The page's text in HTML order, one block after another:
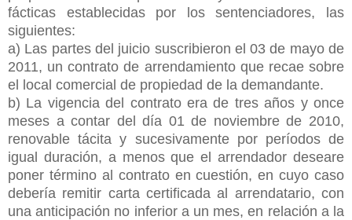
fácticas establecidas por los sentenciadores, las
siguientes:
a) Las partes del juicio suscribieron el 03 de mayo de
2011, un contrato de arrendamiento que recae sobre
el local comercial de propiedad de la demandante.
b) La vigencia del contrato era de tres años y once
meses a contar del día 01 de noviembre de 2010,
renovable tácita y sucesivamente por períodos de
igual duración, a menos que el arrendador deseare
poner término al contrato en cuestión, en cuyo caso
debería remitir carta certificada al arrendatario, con
una anticipación no inferior a un mes, en relación a la